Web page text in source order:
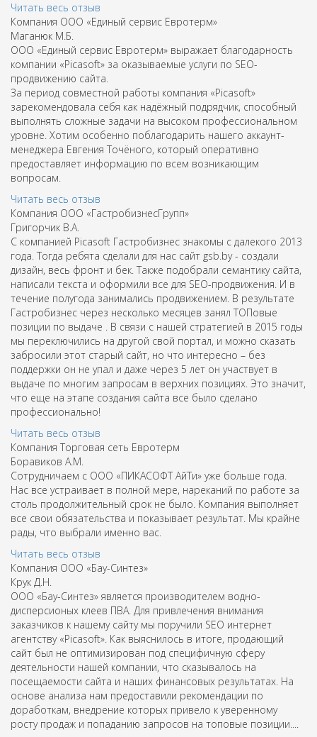
Читать весь отзыв
Компания ООО «Единый сервис Евротерм»
Маганюк М.Б.
ООО «Единый сервис Евротерм» выражает благодарность
компании «Picasoft» за оказываемые услуги по SEO-
продвижению сайта.
За период совместной работы компания «Picasoft»
зарекомендовала себя как надёжный подрядчик, способный
выполнять сложные задачи на высоком профессиональном
уровне. Хотим особенно поблагодарить нашего аккаунт-
менеджера Евгения Точёного, который оперативно
предоставляет информацию по всем возникающим
вопросам.
Читать весь отзыв
Компания ООО «ГастробизнесГрупп»
Григорчик В.А.
С компанией Picasoft Гастробизнес знакомы с далекого 2013
года. Тогда ребята сделали для нас сайт gsb.by - создали
дизайн, весь фронт и бек. Также подобрали семантику сайта,
написали текста и оформили все для SEO-продвижения. И в
течение полугода занимались продвижением. В результате
Гастробизнес через несколько месяцев занял ТОПовые
позиции по выдаче . В связи с нашей стратегией в 2015 годы
мы переключились на другой свой портал, и можно сказать
забросили этот старый сайт, но что интересно – без
поддержки он не упал и даже через 5 лет он участвует в
выдаче по многим запросам в верхних позициях. Это значит,
что еще на этапе создания сайта все было сделано
профессионально!
Читать весь отзыв
Компания Торговая сеть Евротерм
Боравиков А.М.
Сотрудничаем с ООО «ПИКАСОФТ АйТи» уже больше года.
Нас все устраивает в полной мере, нареканий по работе за
столь продолжительный срок не было. Компания выполняет
все свои обязательства и показывает результат. Мы крайне
рады, что выбрали именно вас.
Читать весь отзыв
Компания ООО «Бау-Синтез»
Крук Д.Н.
ООО «Бау-Синтез» является производителем водно-
дисперсионых клеев ПВА. Для привлечения внимания
заказчиков к нашему сайту мы поручили SEO интернет
агентству «Picasoft». Как выяснилось в итоге, продающий
сайт был не оптимизирован под специфичную сферу
деятельности нашей компании, что сказывалось на
посещаемости сайта и наших финансовых результатах. На
основе анализа нам предоставили рекомендации по
доработкам, внедрение которых привело к уверенному
росту продаж и попаданию запросов на топовые позиции....